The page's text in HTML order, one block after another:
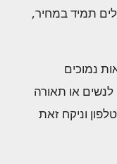
תמיד במחיר,
נמוכים
או תאורה
וניקח זאת